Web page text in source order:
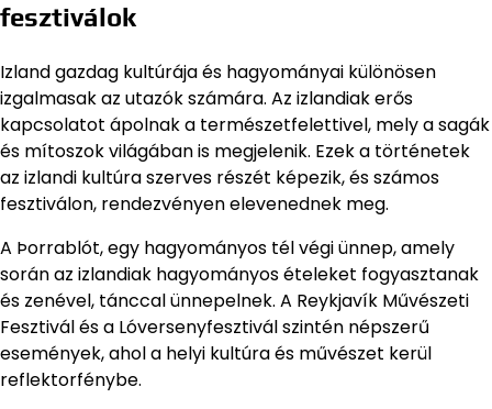
fesztiválok
Izland gazdag kultúrája és hagyományai különösen
izgalmasak az utazók számára. Az izlandiak erős
kapcsolatot ápolnak a természetfelettivel, mely a sagák
és mítoszok világában is megjelenik. Ezek a történetek
az izlandi kultúra szerves részét képezik, és számos
fesztiválon, rendezvényen elevenednek meg.
A Þorrablót, egy hagyományos tél végi ünnep, amely
során az izlandiak hagyományos ételeket fogyasztanak
és zenével, tánccal ünnepelnek. A Reykjavík Művészeti
Fesztivál és a Lóversenyfesztivál szintén népszerű
események, ahol a helyi kultúra és művészet kerül
reflektorfénybe.